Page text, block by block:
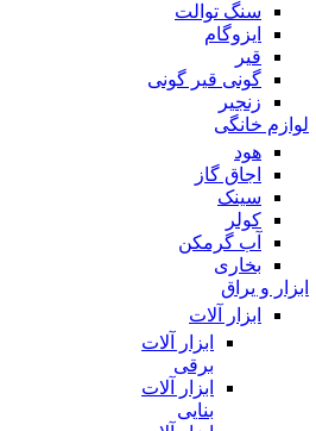
سنگ توالت
ایزوگام
قیر
گونی قیر گونی
زنجیر
لوازم خانگی
هود
اجاق گاز
سینک
کولر
آب گرمکن
بخاری
ابزار و یراق
ابزار آلات
ابزار آلات
برقی
ابزار آلات
بنایی